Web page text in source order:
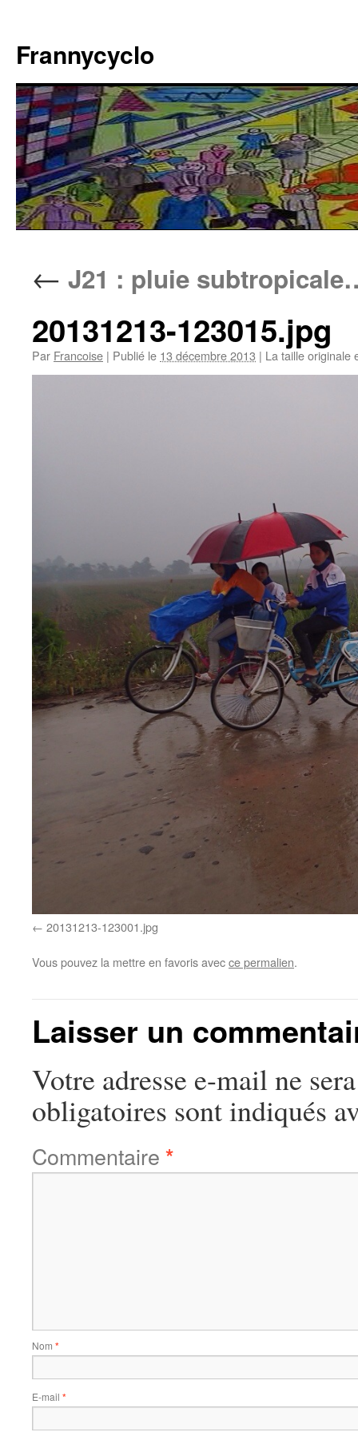
contenu
Frannycyclo
← J21 : pluie
20131213-123015.jpg
Par Francoise | Publié le 13 décembre 2013 | La taille originale
20131213-123001.jpg
Vous pouvez la mettre en favoris avecce permalien.
Laisser un
Votre adresse e-mail ne
obligatoires sont indiqués
Commentaire *
Nom *
E-mail *